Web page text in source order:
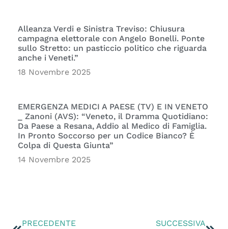
Alleanza Verdi e Sinistra Treviso: Chiusura
campagna elettorale con Angelo Bonelli. Ponte
sullo Stretto: un pasticcio politico che riguarda
anche i Veneti.”
18 Novembre 2025
EMERGENZA MEDICI A PAESE (TV) E IN VENETO
_ Zanoni (AVS): “Veneto, il Dramma Quotidiano:
Da Paese a Resana, Addio al Medico di Famiglia.
In Pronto Soccorso per un Codice Bianco? È
Colpa di Questa Giunta”
14 Novembre 2025
PRECEDENTE
SUCCESSIVA